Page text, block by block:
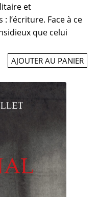
et
l’écriture. Face à ce
que celui
AJOUTER AU PANIER